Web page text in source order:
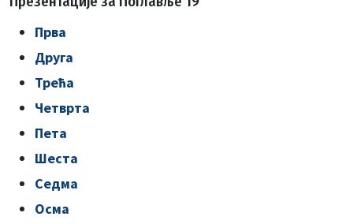
Прва
Друга
Трећа
Четврта
Пета
Шеста
Седма
Осма